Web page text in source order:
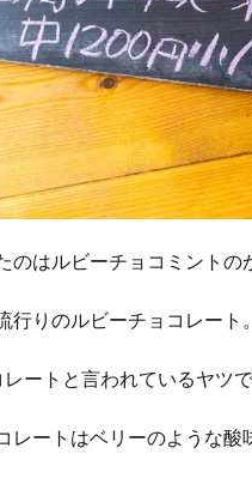
のはルビーチョコミントの
行りのルビーチョコレート。
ートと言われているヤツで
レートはベリーのような酸